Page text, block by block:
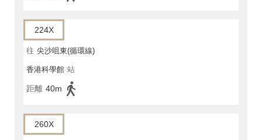
224X
往 尖沙咀東(循環線)
香港科學館 站
距離 40m
260X